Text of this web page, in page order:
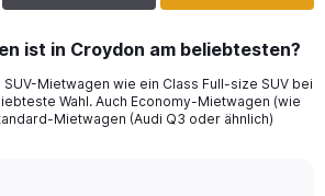
ist in Croydon am beliebtesten?
Mietwagen wie ein Class Full-size SUV bei
Wahl. Auch Economy-Mietwagen (wie
Mietwagen (Audi Q3 oder ähnlich)